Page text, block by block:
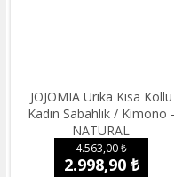
JOJOMIA Urika Kısa Kollu
Kadın Sabahlık / Kimono -
NATURAL
4.563,00 ₺
2.998,90 ₺